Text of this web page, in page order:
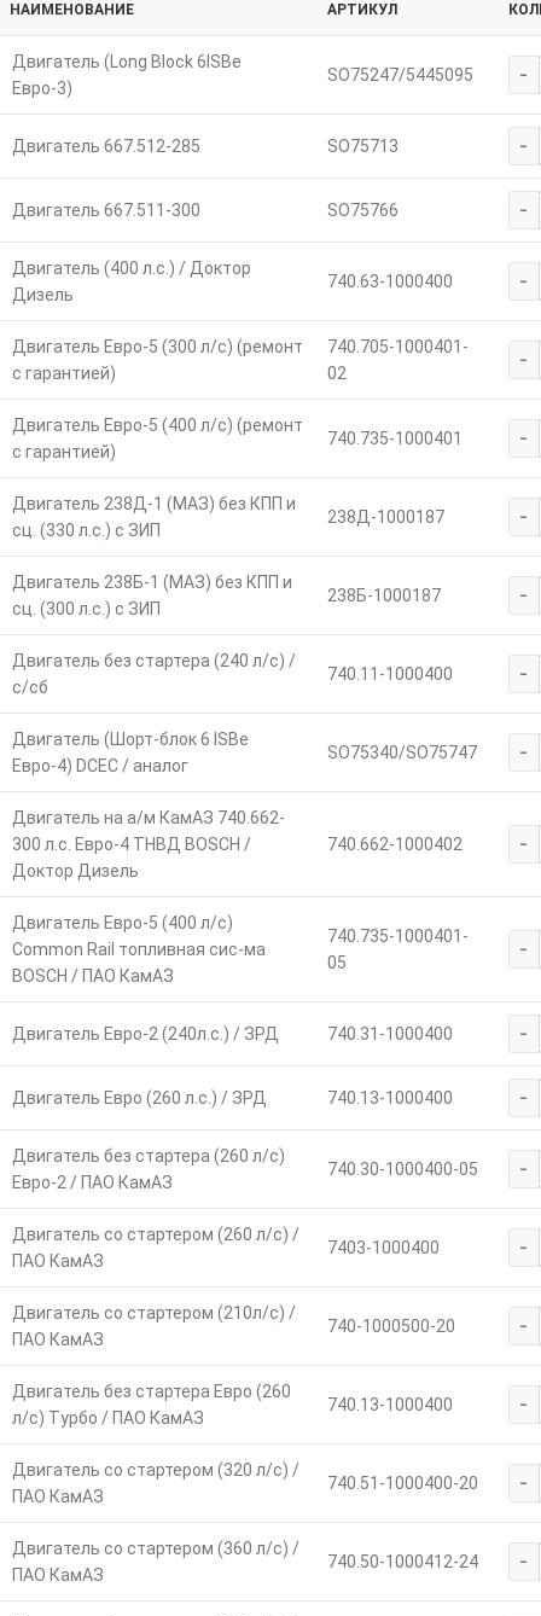
НАИМЕНОВАНИЕ АРТИКУЛ
Двигатель (Long Block 6ISBe
Евро-3)
SO75247/5445095 -
Двигатель 667.512-285 SO75713 -
Двигатель 667.511-300 SO75766 -
Двигатель (400 л.с.) / Доктор
Дизель
740.63-1000400 -
Двигатель Евро-5 (300 л/с) (ремонт
с гарантией)
740.705-1000401-
02
-
Двигатель Евро-5 (400 л/с) (ремонт
с гарантией)
740.735-1000401 -
Двигатель 238Д-1 (МАЗ) без КПП и
сц. (330 л.с.) с ЗИП
238Д-1000187 -
Двигатель 238Б-1 (МАЗ) без КПП и
сц. (300 л.с.) с ЗИП
238Б-1000187 -
Двигатель без стартера (240 л/с) /
с/сб
740.11-1000400 -
Двигатель (Шорт-блок 6 ISBe
Евро-4) DCEC / аналог
SO75340/SO75747 -
Двигатель на а/м КамАЗ 740.662-
300 л.с. Евро-4 ТНВД BOSCH /
Доктор Дизель
740.662-1000402 -
Двигатель Евро-5 (400 л/с)
Common Rail топливная сис-ма
BOSCH / ПАО КамАЗ
740.735-1000401-
05
-
Двигатель Евро-2 (240л.с.) / ЗРД 740.31-1000400 -
Двигатель Евро (260 л.с.) / ЗРД 740.13-1000400 -
Двигатель без стартера (260 л/с)
Евро-2 / ПАО КамАЗ
740.30-1000400-05 -
Двигатель со стартером (260 л/с) /
ПАО КамАЗ
7403-1000400 -
Двигатель со стартером (210л/с) /
ПАО КамАЗ
740-1000500-20 -
Двигатель без стартера Евро (260
л/с) Турбо / ПАО КамАЗ
740.13-1000400 -
Двигатель со стартером (320 л/с) /
ПАО КамАЗ
740.51-1000400-20 -
Двигатель со стартером (360 л/с) /
ПАО КамАЗ
740.50-1000412-24 -